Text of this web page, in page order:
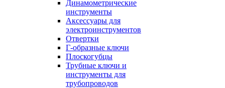
Динамометрические
инструменты
Аксессуары для
электроинструментов
Отвертки
Г-образные ключи
Плоскогубцы
Трубные ключи и
инструменты для
трубопроводов